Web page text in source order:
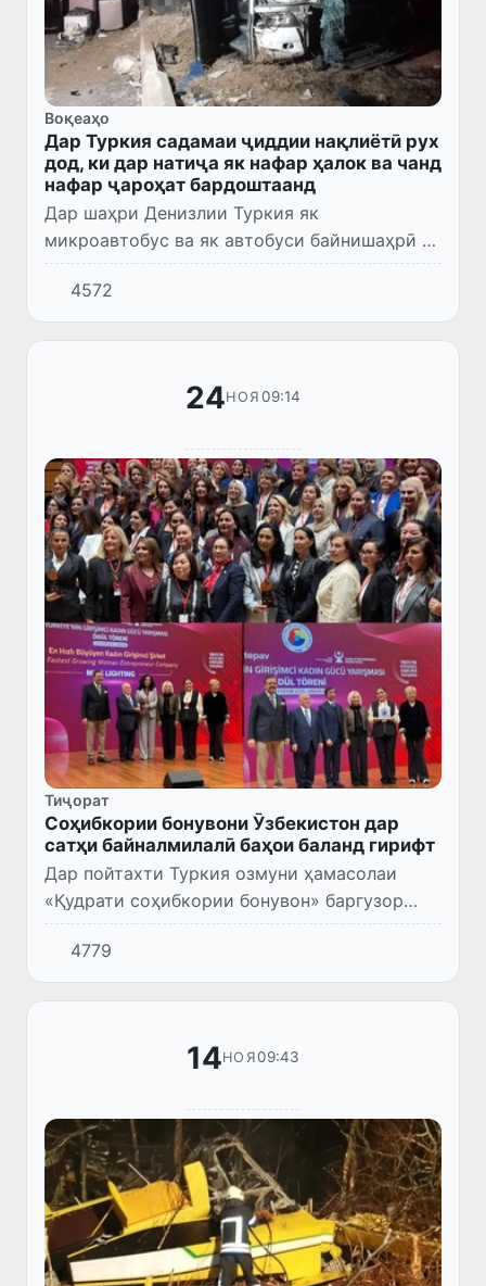
Воқеаҳо
Дар Туркия садамаи ҷиддии нақлиётӣ рух
дод, ки дар натиҷа як нафар ҳалок ва чанд
нафар ҷароҳат бардоштаанд
Дар шаҳри Денизлии Туркия як
микроавтобус ва як автобуси байнишаҳрӣ ба
ҳам бархӯрданд.
4572
24НОЯ 09:14
Тиҷорат
Соҳибкории бонувони Ӯзбекистон дар
сатҳи байналмилалӣ баҳои баланд гирифт
Дар пойтахти Туркия озмуни ҳамасолаи
«Қудрати соҳибкории бонувон» баргузор
шуд, ки онро Иттиҳоди палатаҳо ва
биржаҳои молии Туркия анъанавӣ ташкил
мекунад.
4779
14НОЯ09:43